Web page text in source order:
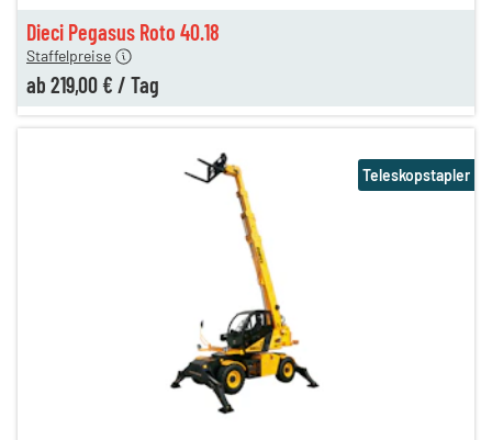
Dieci Pegasus Roto 40.18
Staffelpreise
ab 219,00 € / Tag
Teleskopstapler